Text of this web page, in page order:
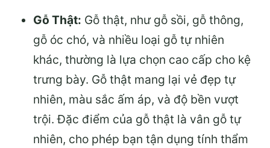
Gỗ Thật: Gỗ thật, như gỗ sồi, gỗ thông,
gỗ óc chó, và nhiều loại gỗ tự nhiên
khác, thường là lựa chọn cao cấp cho kệ
trưng bày. Gỗ thật mang lại vẻ đẹp tự
nhiên, màu sắc ấm áp, và độ bền vượt
trội. Đặc điểm của gỗ thật là vân gỗ tự
nhiên, cho phép bạn tận dụng tính thẩm